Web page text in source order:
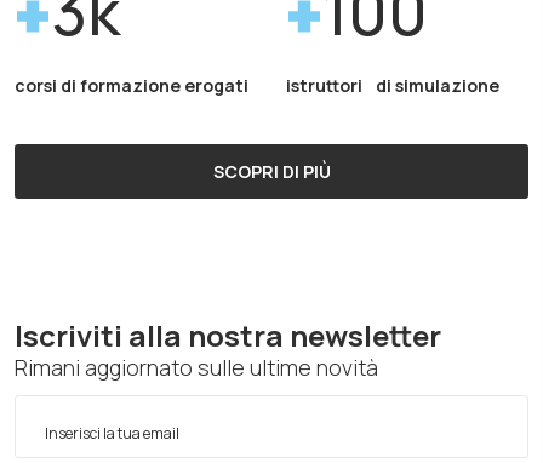
corsi di formazione erogati istruttori di simulazione
SCOPRI DI PIÙ
Iscriviti alla nostra newsletter
Rimani aggiornato sulle ultime novità